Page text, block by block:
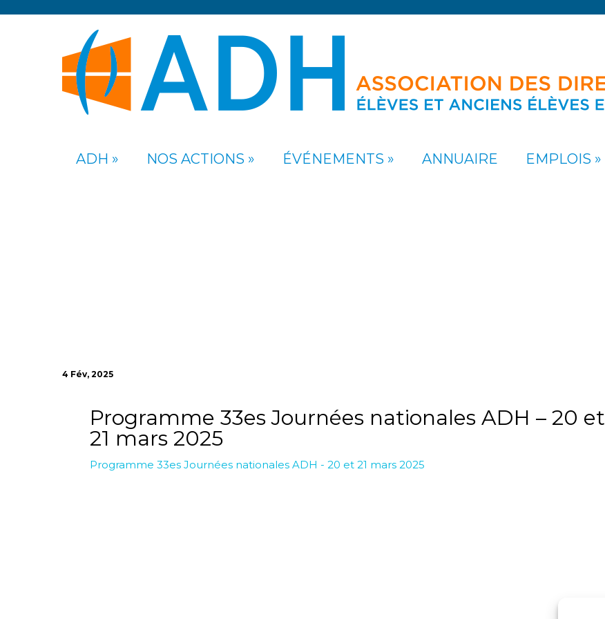
ADH NOS ACTIONS ÉVÉNEMENTS ANNUAIRE EMPLOIS
4 Fév, 2025
Programme 33es Journées nationales ADH – 20 et
21 mars 2025
Programme 33es Journées nationales ADH - 20 et 21 mars 2025